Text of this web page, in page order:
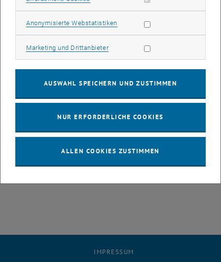
Balthasar Fischer bei einer Musik-Aufnahme mit dem optischen
In seiner Dissertation „Development of an Optical Microphone
without Membrane“ konnte Balthasar Fischer (Gruppe Prof. E.
Wintner) das Funktionsprinzip erfolgreich demonstrieren und
analysieren. Der neuartige Wandler kommt dabei ohne Membran
aus, die Detektion basiert auf der Druck-induzierten Änderung des
Nach erfolgreichem Projektabschluss geht die Kooperation nun in
ein 2-jähriges FFG-Bridge-Projekt der Zuschlag erteilt. Es steht nun
die Miniaturisierung des optischen Wandlers hinsichtlich einer
IMPRESSUM
Anonymisierte WebstatistikenStatistik Cookies zulassen
Marketing und DrittanbieterMarketing Cookies zulassen
AUSWAHL SPEICHERN UND ZUSTIMMEN
NUR ERFORDERLICHE COOKIES
ALLEN COOKIES ZUSTIMMEN